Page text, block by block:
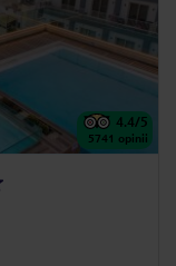
4.4/5
5741 opinii